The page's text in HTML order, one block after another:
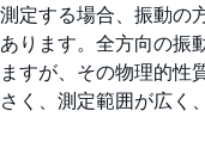
測定する場合、振動の
あります。全方向の振
ますが、その物理的性
さく、測定範囲が広く